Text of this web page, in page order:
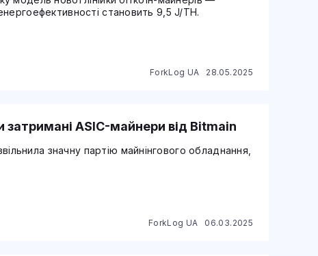
становить 9,5 J/TH.
ForkLog UA 28.05.2025
ASIC-майнери від Bitmain
значну партію майнінгового обладнання,
ForkLog UA 06.03.2025